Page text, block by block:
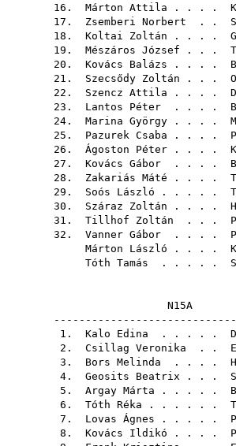
16. Márton Attila . . . .
17. Zsemberi Norbert . .
18. Koltai Zoltán . . . .
19. Mészáros József . . .
20. Kovács Balázs . . . .
21. Szecsődy Zoltán . . .
22. Szencz Attila . . . .
23. Lantos Péter . . . .
24. Marina György . . . .
25. Pazurek Csaba . . . .
26. Ágoston Péter . . . .
27. Kovács Gábor . . . .
28. Zakariás Máté . . . .
29. Soós László . . . . .
30. Száraz Zoltán . . . .
31. Tillhof Zoltán . . .
32. Vanner Gábor . . . .
Márton László . . . .
Tóth Tamás . . . . .
1. Kalo Edina . . . . .
2. Csillag Veronika . .
3. Bors Melinda . . . .
4. Geosits Beatrix . . .
5. Argay Márta . . . . .
6. Tóth Réka . . . . . .
7. Lovas Ágnes . . . . .
8. Kovács Ildikó . . . .